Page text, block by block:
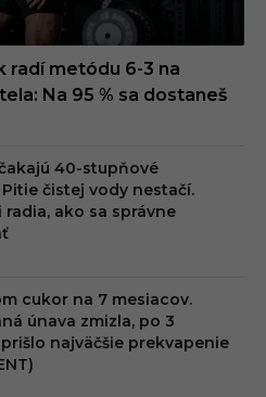
radí metódu 6-3 na
Na 95 % sa dostaneš
40-stupňové
čistej vody nestačí.
ako sa správne
cukor na 7 mesiacov.
únava zmizla, po 3
najväčšie prekvapenie